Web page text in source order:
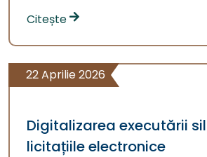
Citește
22 Aprilie 2026
Digitalizarea executării
licitațiile electronice